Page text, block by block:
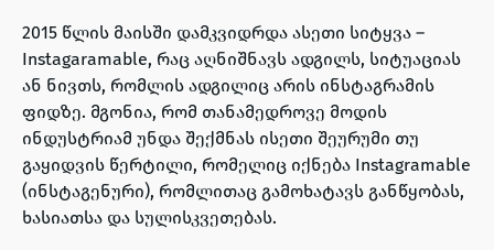
2015 წლის მაისში დამკვიდრდა ასეთი სიტყვა –
Instagaramable, რაც აღნიშნავს ადგილს, სიტუაციას
ან ნივთს, რომლის ადგილიც არის ინსტაგრამის
ფიდზე. მგონია, რომ თანამედროვე მოდის
ინდუსტრიამ უნდა შექმნას ისეთი შეურუმი თუ
გაყიდვის წერტილი, რომელიც იქნება Instagramable
(ინსტაგენური), რომლითაც გამოხატავს განწყობას,
ხასიათსა და სულისკვეთებას.